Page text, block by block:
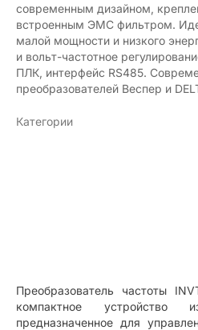
современным дизайном,
встроенным ЭМС фильтром.
малой мощности и низкого
и вольт-частотное
ПЛК, интерфейс RS485.
преобразователей Веспер и
Категории
Преобразователь частоты
компактное устройство
предназначенное для